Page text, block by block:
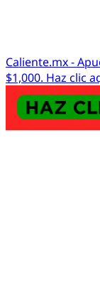
Caliente.mx -
$1,000. Haz clic